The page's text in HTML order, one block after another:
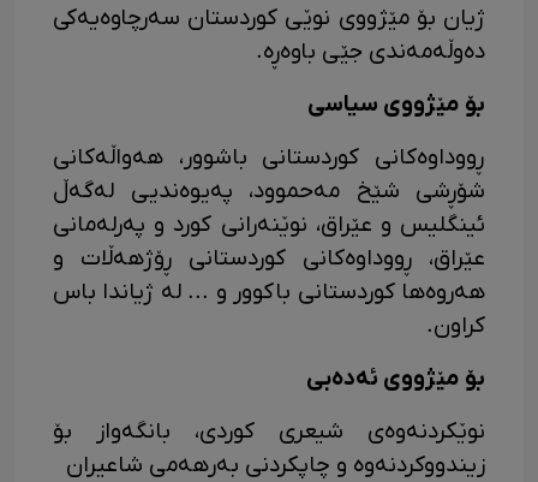
ژیان بۆ مێژووی نوێی کوردستان سەرچاوەیەکی
دەوڵەمەندی جێی باوەڕە.
بۆ مێژووی سیاسی
ڕووداوەکانی کوردستانی باشوور، هەواڵەکانی
شۆڕشی شێخ مەحموود، پەیوەندیی لەگەڵ
ئینگلیس و عێراق، نوێنەرانی کورد و پەرلەمانی
عێراق، ڕووداوەکانی کوردستانی ڕۆژهەڵات و
هەروەها کوردستانی باکوور و ... لە ژیاندا باس
کراون.
بۆ مێژووی ئەدەبی
نوێکردنەوەی شیعری کوردی، بانگەواز بۆ
زیندووکردنەوە و چاپکردنی بەرهەمی شاعیران